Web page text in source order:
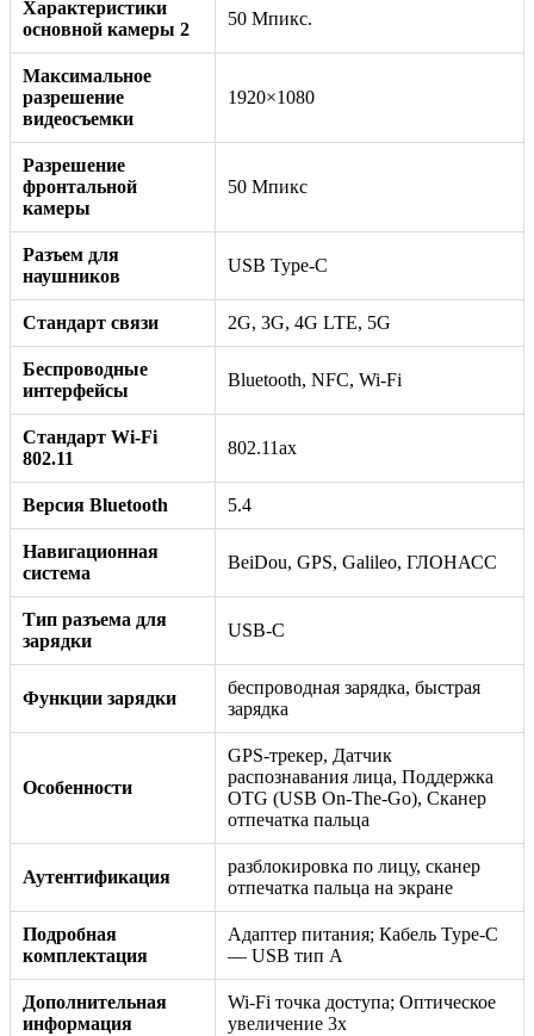
Характеристики
основной камеры 2
50 Мпикс.
Максимальное
разрешение
видеосъемки
1920×1080
Разрешение
фронтальной
камеры
50 Мпикс
Разъем для
наушников
USB Type-C
Стандарт связи 2G, 3G, 4G LTE, 5G
Беспроводные
интерфейсы
Bluetooth, NFC, Wi-Fi
Стандарт Wi-Fi
802.11
802.11ax
Версия Bluetooth 5.4
Навигационная
система
BeiDou, GPS, Galileo, ГЛОНАСС
Тип разъема для
зарядки
USB-C
Функции зарядки
беспроводная зарядка, быстрая
зарядка
Особенности
GPS-трекер, Датчик
распознавания лица, Поддержка
OTG (USB On-The-Go), Сканер
отпечатка пальца
Аутентификация
разблокировка по лицу, сканер
отпечатка пальца на экране
Подробная
комплектация
Адаптер питания; Кабель Type-C
— USB тип А
Дополнительная
информация
Wi-Fi точка доступа; Оптическое
увеличение 3x